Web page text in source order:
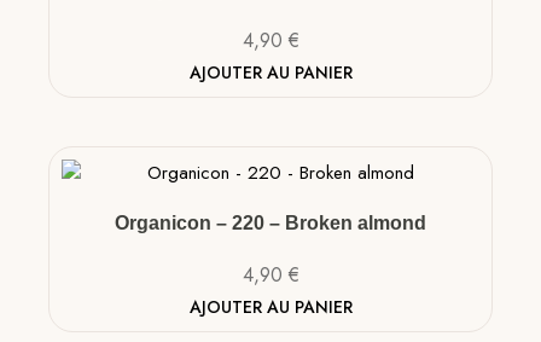
4,90 €
AJOUTER AU PANIER
Organicon – 220 – Broken almond
4,90 €
AJOUTER AU PANIER